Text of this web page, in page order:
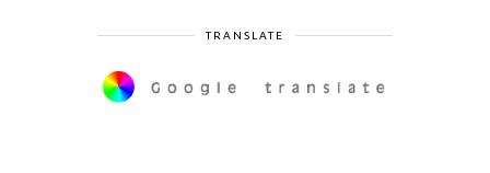
TRANSLATE